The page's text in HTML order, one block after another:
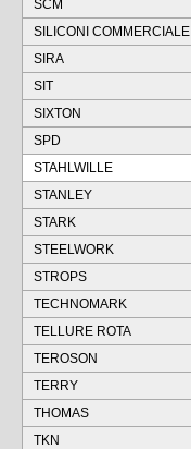
SCM
SILICONI COMMERCIALE
SIRA
SIT
SIXTON
SPD
STAHLWILLE
STANLEY
STARK
STEELWORK
STROPS
TECHNOMARK
TELLURE ROTA
TEROSON
TERRY
THOMAS
TKN